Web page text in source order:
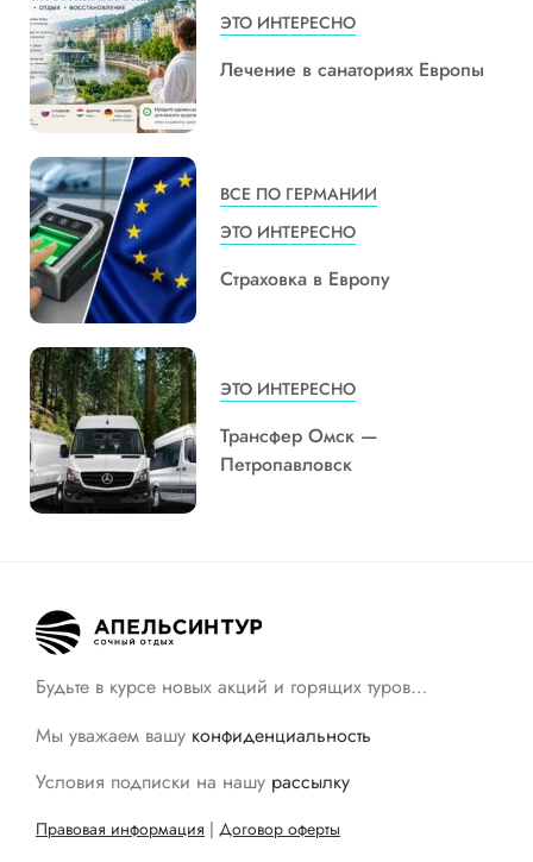
ЭТО ИНТЕРЕСНО
Лечение в санаториях Европы
ВСЕ ПО ГЕРМАНИИ
ЭТО ИНТЕРЕСНО
Страховка в Европу
ЭТО ИНТЕРЕСНО
Трансфер Омск —
Петропавловск
Будьте в курсе новых акций и горящих туров…
Мы уважаем вашу конфиденциальность
Условия подписки на нашу рассылку
Правовая информация | Договор оферты